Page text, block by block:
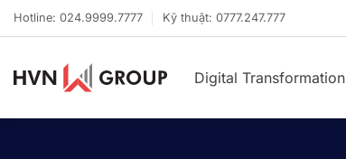
Bỏ
quaHotline: 024.9999.7777 Kỹ thuật: 0777.247.777
Digital Transformation